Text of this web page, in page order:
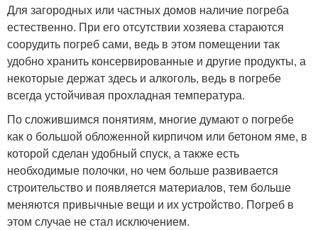
Для загородных или частных домов наличие погреба
естественно. При его отсутствии хозяева стараются
соорудить погреб сами, ведь в этом помещении так
удобно хранить консервированные и другие продукты, а
некоторые держат здесь и алкоголь, ведь в погребе
всегда устойчивая прохладная температура.
По сложившимся понятиям, многие думают о погребе
как о большой обложенной кирпичом или бетоном яме, в
которой сделан удобный спуск, а также есть
необходимые полочки, но чем больше развивается
строительство и появляется материалов, тем больше
меняются привычные вещи и их устройство. Погреб в
этом случае не стал исключением.